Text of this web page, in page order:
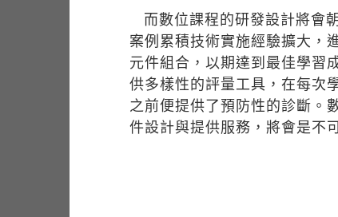
而數位課程的研發設計將會
案例累積技術實施經驗擴大，
元件組合，以期達到最佳學習
供多樣性的評量工具，在每次
之前便提供了預防性的診斷。
件設計與提供服務，將會是不